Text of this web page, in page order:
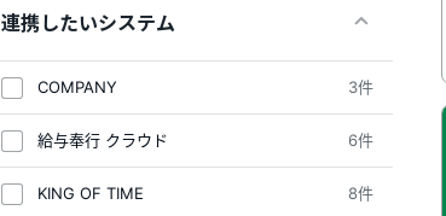
連携したいシステム
COMPANY 3件
給与奉行 クラウド 6件
KING OF TIME 8件